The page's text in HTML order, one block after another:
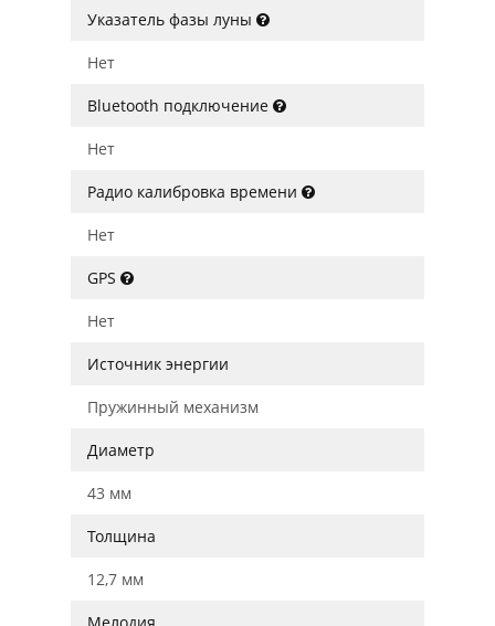
Указатель фазы луны
Нет
Bluetooth подключение
Нет
Радио калибровка времени
Нет
GPS
Нет
Источник энергии
Пружинный механизм
Диаметр
43 мм
Толщина
12,7 мм